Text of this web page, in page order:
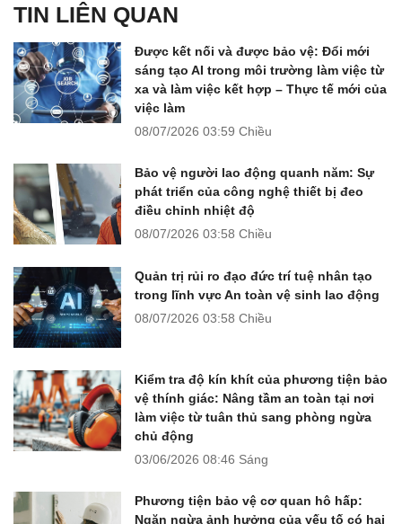
TIN LIÊN QUAN
Được kết nối và được bảo vệ: Đổi mới
sáng tạo AI trong môi trường làm việc từ
xa và làm việc kết hợp – Thực tế mới của
việc làm
08/07/2026 03:59 Chiều
Bảo vệ người lao động quanh năm: Sự
phát triển của công nghệ thiết bị đeo
điều chỉnh nhiệt độ
08/07/2026 03:58 Chiều
Quản trị rủi ro đạo đức trí tuệ nhân tạo
trong lĩnh vực An toàn vệ sinh lao động
08/07/2026 03:58 Chiều
Kiểm tra độ kín khít của phương tiện bảo
vệ thính giác: Nâng tầm an toàn tại nơi
làm việc từ tuân thủ sang phòng ngừa
chủ động
03/06/2026 08:46 Sáng
Phương tiện bảo vệ cơ quan hô hấp:
Ngăn ngừa ảnh hưởng của yếu tố có hại